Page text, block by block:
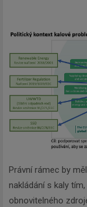
Právní rámec by
nakládání s kaly
obnovitelného